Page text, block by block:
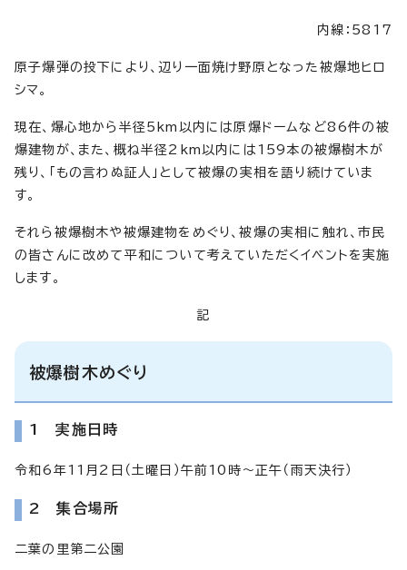
内線：5817
原子爆弾の投下により、辺り一面焼け野原となった被爆地ヒロ
シマ。
現在、爆心地から半径5km以内には原爆ドームなど86件の被
爆建物が、また、概ね半径2km以内には159本の被爆樹木が
残り、「もの言わぬ証人」として被爆の実相を語り続けていま
す。
それら被爆樹木や被爆建物をめぐり、被爆の実相に触れ、市民
の皆さんに改めて平和について考えていただくイベントを実施
します。
記
被爆樹木めぐり
1 実施日時
令和6年11月2日（土曜日）午前10時～正午（雨天決行）
2 集合場所
二葉の里第二公園